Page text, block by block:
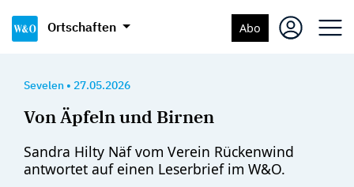
Ortschaften Abo
Sevelen • 27.05.2026
Von Äpfeln und Birnen
Sandra Hilty Näf vom Verein Rückenwind
antwortet auf einen Leserbrief im W&O.